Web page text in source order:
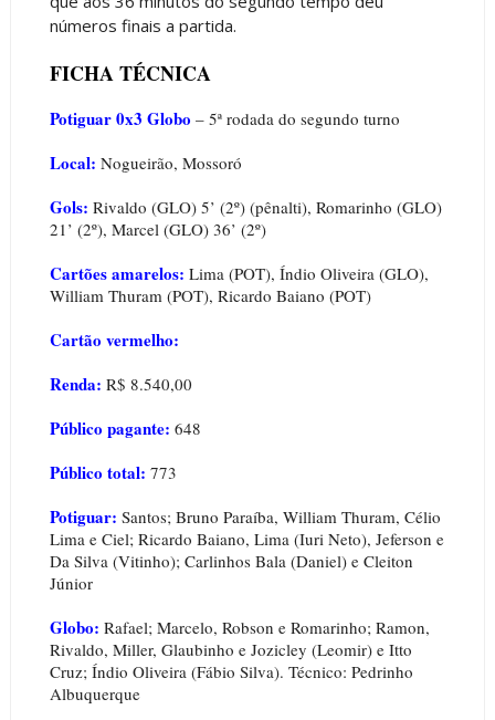
números finais a partida.
FICHA TÉCNICA
Potiguar 0x3 Globo – 5ª rodada do segundo turno
Local: Nogueirão, Mossoró
Gols: Rivaldo (GLO) 5’ (2º) (pênalti), Romarinho (GLO)
21’ (2º), Marcel (GLO) 36’ (2º)
Cartões amarelos: Lima (POT), Índio Oliveira (GLO),
William Thuram (POT), Ricardo Baiano (POT)
Cartão vermelho:
Renda: R$ 8.540,00
Público pagante: 648
Público total: 773
Potiguar: Santos; Bruno Paraíba, William Thuram, Célio
Lima e Ciel; Ricardo Baiano, Lima (Iuri Neto), Jeferson e
Da Silva (Vitinho); Carlinhos Bala (Daniel) e Cleiton
Júnior
Globo: Rafael; Marcelo, Robson e Romarinho; Ramon,
Rivaldo, Miller, Glaubinho e Jozicley (Leomir) e Itto
Cruz; Índio Oliveira (Fábio Silva). Técnico: Pedrinho
Albuquerque